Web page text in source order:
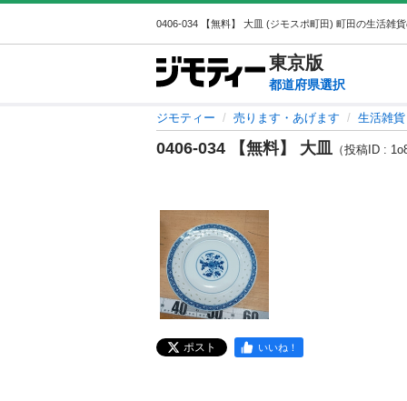
東京版
都道府県選択
ジモティー 売ります・あげます 生活雑貨
0406-034 【無料】 大皿 （投稿ID :
ポスト いいね！